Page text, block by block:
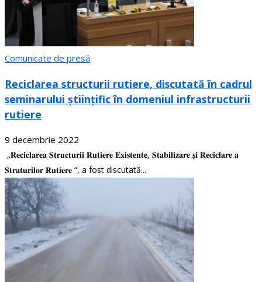
Comunicate de presă
Reciclarea structurii rutiere, discutată în cadrul
seminarului științific în domeniul infrastructurii
rutiere
9 decembrie 2022
„𝐑𝐞𝐜𝐢𝐜𝐥𝐚𝐫𝐞𝐚 𝐒𝐭𝐫𝐮𝐜𝐭𝐮𝐫𝐢𝐢 𝐑𝐮𝐭𝐢𝐞𝐫𝐞 𝐄𝐱𝐢𝐬𝐭𝐞𝐧𝐭𝐞, 𝐒𝐭𝐚𝐛𝐢𝐥𝐢𝐳𝐚𝐫𝐞 𝐬̦𝐢 𝐑𝐞𝐜𝐢𝐜𝐥𝐚𝐫𝐞 𝐚
𝐒𝐭𝐫𝐚𝐭𝐮𝐫𝐢𝐥𝐨𝐫 𝐑𝐮𝐭𝐢𝐞𝐫𝐞 “, a fost discutată...